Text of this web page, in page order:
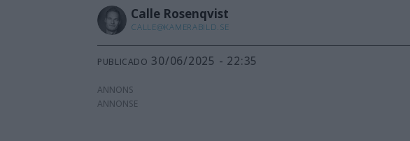
Calle Rosenqvist
CALLE@KAMERABILD.SE
PUBLICADO 30/06/2025 - 22:35
ANNONS